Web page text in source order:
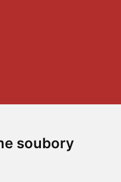
soubory